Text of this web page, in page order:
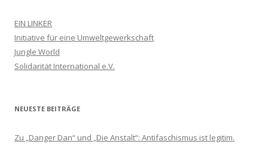
EIN LINKER
Initiative für eine Umweltgewerkschaft
Jungle World
Solidarität International e.V.
NEUESTE BEITRÄGE
Zu „Danger Dan“ und „Die Anstalt“: Antifaschismus ist legitim.